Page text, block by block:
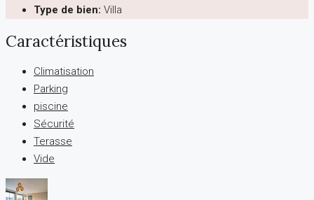
Type de bien: Villa
Caractéristiques
Climatisation
Parking
piscine
Sécurité
Terasse
Vide